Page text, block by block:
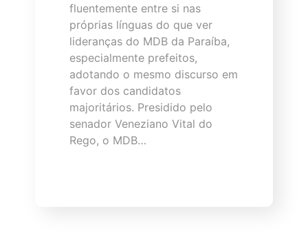
fluentemente entre si nas
próprias línguas do que ver
lideranças do MDB da Paraíba,
especialmente prefeitos,
adotando o mesmo discurso em
favor dos candidatos
majoritários. Presidido pelo
senador Veneziano Vital do
Rego, o MDB…